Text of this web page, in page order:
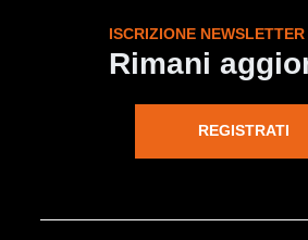
ISCRIZIONE NEWSLETTER
Rimani
REGISTRATI